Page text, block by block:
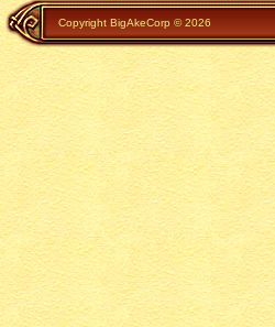
Copyright BigAkeCorp © 2026